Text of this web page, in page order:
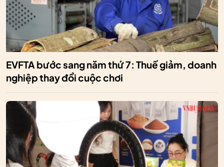
EVFTA bước sang năm thứ 7: Thuế giảm, doanh
nghiệp thay đổi cuộc chơi